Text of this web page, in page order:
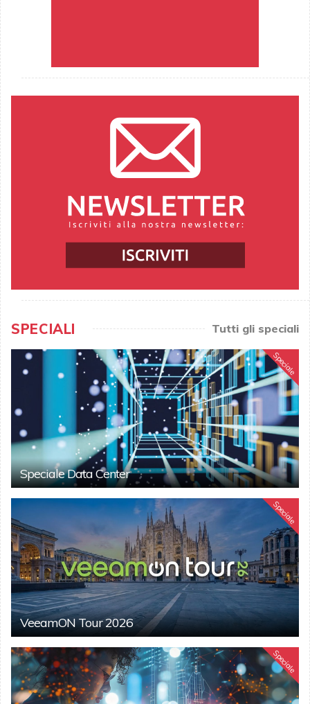
SPECIALI Tutti gli speciali
Speciale
Speciale Data Center
Speciale
VeeamON Tour 2026
Speciale